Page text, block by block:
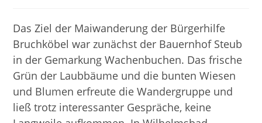
Das Ziel der Maiwanderung der Bürgerhilfe
Bruchköbel war zunächst der Bauernhof Steub
in der Gemarkung Wachenbuchen. Das frische
Grün der Laubbäume und die bunten Wiesen
und Blumen erfreute die Wandergruppe und
ließ trotz interessanter Gespräche, keine